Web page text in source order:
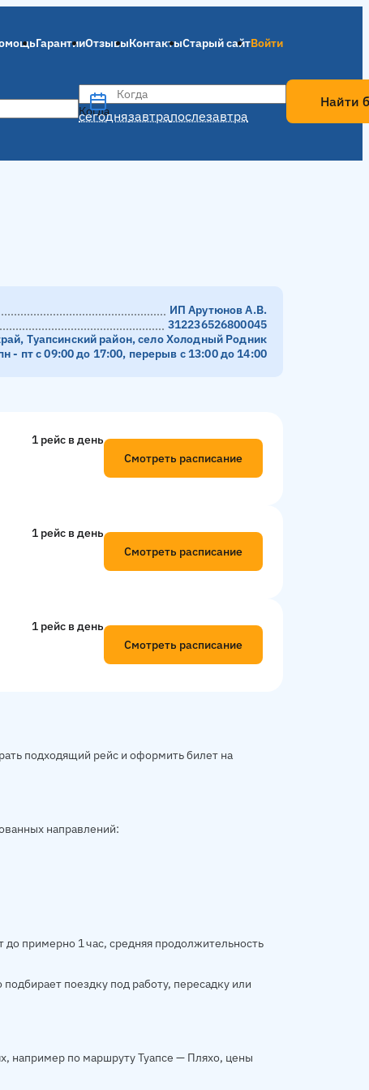
ГарантииОтзывыКонтактыСтарый сайтВойти
Когда
сегоднязавтрапослезавтра
Когда
Найти
ИП Арутюнов А.В.
312236526800045
Туапсинский район, село Холодный Родник
- пт с 09:00 до 17:00, перерыв с 13:00 до 14:00
1 рейс в день
Смотреть расписание
1 рейс в день
Смотреть расписание
1 рейс в день
Смотреть расписание
подходящий рейс и оформить билет на
направлений:
примерно 1 час, средняя продолжительность
поездку под работу, пересадку или
например по маршруту Туапсе — Пляхо, цены